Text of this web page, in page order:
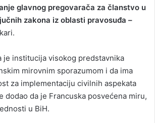
glavnog pregovarača za članstvo u
zakona iz oblasti pravosuđa –
je institucija visokog predstavnika
mirovnim sporazumom i da ima
za implementaciju civilnih aspekata
dodao da je Francuska posvećena miru,
u BiH.